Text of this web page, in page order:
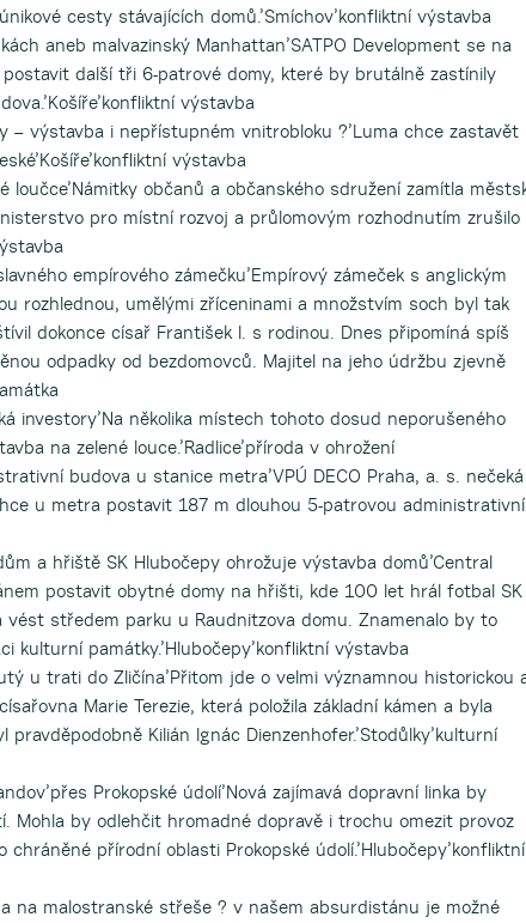
cesty stávajících domů.’Smíchov’konfliktní výstavba
aneb malvazinský Manhattan’SATPO Development se na
další tři 6-patrové domy, které by brutálně zastínily
výstavba
– výstavba i nepřístupném vnitrobloku ?’Luma chce zastavět
výstavba
loučce’Námitky občanů a občanského sdružení zamítla
pro místní rozvoj a průlomovým rozhodnutím zrušilo
empírového zámečku’Empírový zámeček s anglickým
rozhlednou, umělými zříceninami a množstvím soch byl tak
dokonce císař František I. s rodinou. Dnes připomíná spíš
odpadky od bezdomovců. Majitel na jeho údržbu zjevně
investory’Na několika místech tohoto dosud neporušeného
na zelené louce.’Radlice’příroda v ohrožení
budova u stanice metra’VPÚ DECO Praha, a. s. nečeká
u metra postavit 187 m dlouhou 5-patrovou administrativní
a hřiště SK Hlubočepy ohrožuje výstavba domů’Central
postavit obytné domy na hřišti, kde 100 let hrál fotbal SK
středem parku u Raudnitzova domu. Znamenalo by to
kulturní památky.’Hlubočepy’konfliktní výstavba
u trati do Zličína’Přitom jde o velmi významnou historickou
Marie Terezie, která položila základní kámen a byla
Kilián Ignác Dienzenhofer.’Stodůlky’kulturní
Prokopské údolí’Nová zajímavá dopravní linka by
Mohla by odlehčit hromadné dopravě i trochu omezit provoz
přírodní oblasti Prokopské údolí.’Hlubočepy’konfliktní
na malostranské střeše ? v našem absurdistánu je možné